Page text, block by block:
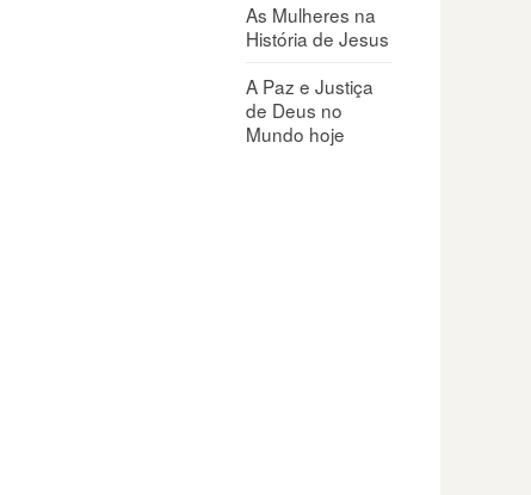
As Mulheres na
História de Jesus
A Paz e Justiça
de Deus no
Mundo hoje